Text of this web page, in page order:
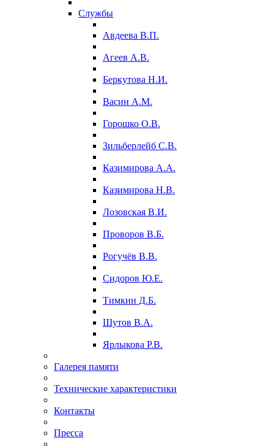
Службы
Авдеева В.П.
Агеев А.В.
Беркутова Н.И.
Васин А.М.
Горошко О.В.
Зильберлейб С.В.
Казимирова А.А.
Казимирова Н.В.
Лозовская В.И.
Проворов В.Б.
Рогучёв В.В.
Сидоров Ю.Е.
Тимкин Д.Б.
Шутов В.А.
Ярлыкова Р.В.
Галерея памяти
Технические характеристики
Контакты
Пресса